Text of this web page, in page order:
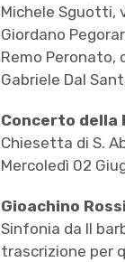
Michele Sguotti,
Giordano
Remo Peronato,
Gabriele Dal
Concerto della
Chiesetta di S.
Mercoledì 02
Gioachino
Sinfonia da Il
trascrizione per